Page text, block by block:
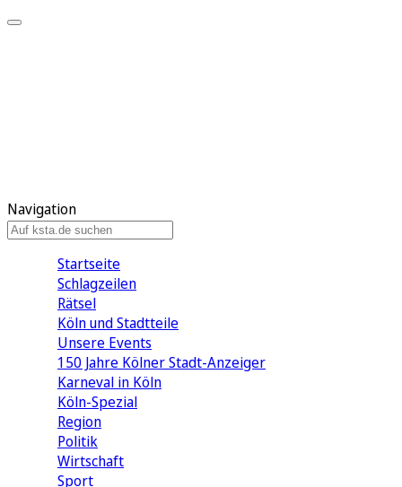
Navigation
Startseite
Schlagzeilen
Rätsel
Köln und Stadtteile
Unsere Events
150 Jahre Kölner Stadt-Anzeiger
Karneval in Köln
Köln-Spezial
Region
Politik
Wirtschaft
Sport